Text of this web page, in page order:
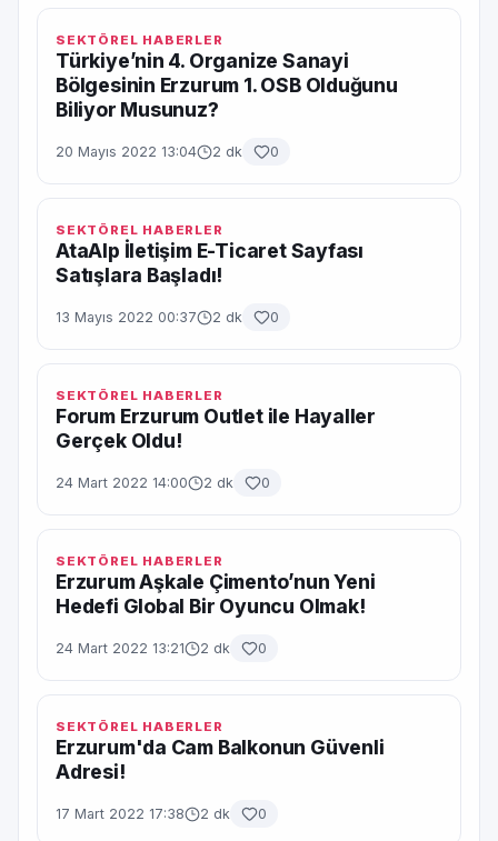
SEKTÖREL HABERLER
Türkiye’nin 4. Organize Sanayi
Bölgesinin Erzurum 1. OSB Olduğunu
Biliyor Musunuz?
20 Mayıs 2022 13:04 2 dk 0
SEKTÖREL HABERLER
AtaAlp İletişim E-Ticaret Sayfası
Satışlara Başladı!
13 Mayıs 2022 00:37 2 dk 0
SEKTÖREL HABERLER
Forum Erzurum Outlet ile Hayaller
Gerçek Oldu!
24 Mart 2022 14:00 2 dk 0
SEKTÖREL HABERLER
Erzurum Aşkale Çimento’nun Yeni
Hedefi Global Bir Oyuncu Olmak!
24 Mart 2022 13:21 2 dk 0
SEKTÖREL HABERLER
Erzurum'da Cam Balkonun Güvenli
Adresi!
17 Mart 2022 17:38 2 dk 0